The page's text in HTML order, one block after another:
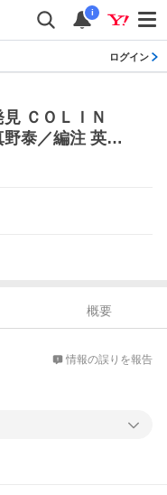
i
ログイン
見 ＣＯＬＩＮ
泰／編注 英語
概要
情報の誤りを報告